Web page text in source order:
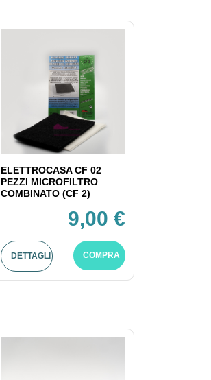
ELETTROCASA CF 02
PEZZI MICROFILTRO
COMBINATO (CF 2)
9,00 €
DETTAGLI COMPRA